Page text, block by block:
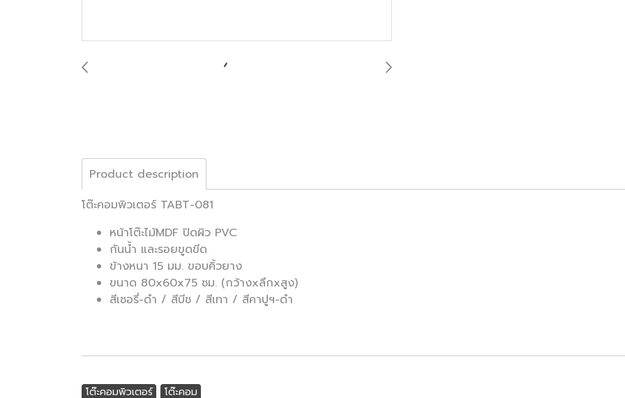
Product description
โต๊ะคอมพิวเตอร์ TABT-081
หน้าโต๊ะไม้MDF ปิดผิว PVC
กันน้ำ และรอยขูดขีด
ข้างหนา 15 มม. ขอบคิ้วยาง
ขนาด 80x60x75 ซม. (กว้างxลึกxสูง)
สีเชอรี่-ดำ / สีบีช / สีเทา / สีคาปูฯ-ดำ
โต๊ะคอมพิวเตอร์ โต๊ะคอม